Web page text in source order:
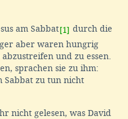
am Sabbat [1] durch die
aber waren hungrig
und zu essen.
sprachen sie zu ihm:
Sabbat zu tun nicht
nicht gelesen, was David